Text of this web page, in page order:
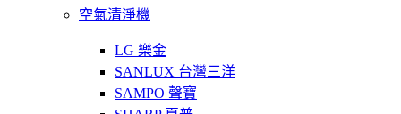
空氣清淨機
LG 樂金
SANLUX 台灣三洋
SAMPO 聲寶